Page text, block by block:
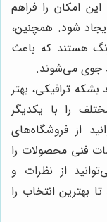
امکان را فراهم
شود. همچنین،
هستند که باعث
جوی می‌شوند.
ترافیکی، بهتر
را با یکدیگر
از فروشگاه‌های
فنی محصولات را
از نظرات و
بهترین انتخاب را